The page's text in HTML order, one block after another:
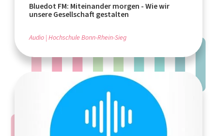
Bluedot FM: Miteinander morgen - Wie wir
unsere Gesellschaft gestalten
Audio Hochschule Bonn-Rhein-Sieg